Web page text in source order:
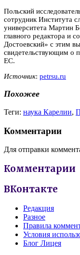
Польский
сотрудник Института
университета Мартин
главного редактора и
Достоевский» с этим
свидетельствующим о
ЕС.
Источник: petrsu.ru
Похожее
Теги: наука Карелии,
Комментарии
Для отправки
Комментарии
ВКонтакте
Редакция
Разное
Правила
Условия
Блог Лицея